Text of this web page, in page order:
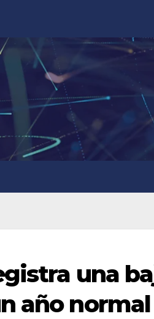
una
año normal